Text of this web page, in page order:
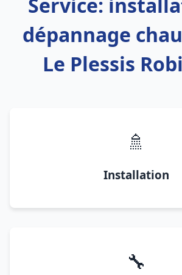
dépannage
Le Plessis
🚿
Installation
🔧